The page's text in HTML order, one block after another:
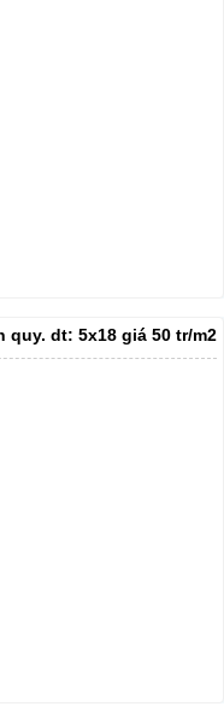
quy. dt: 5x18 giá 50 tr/m2